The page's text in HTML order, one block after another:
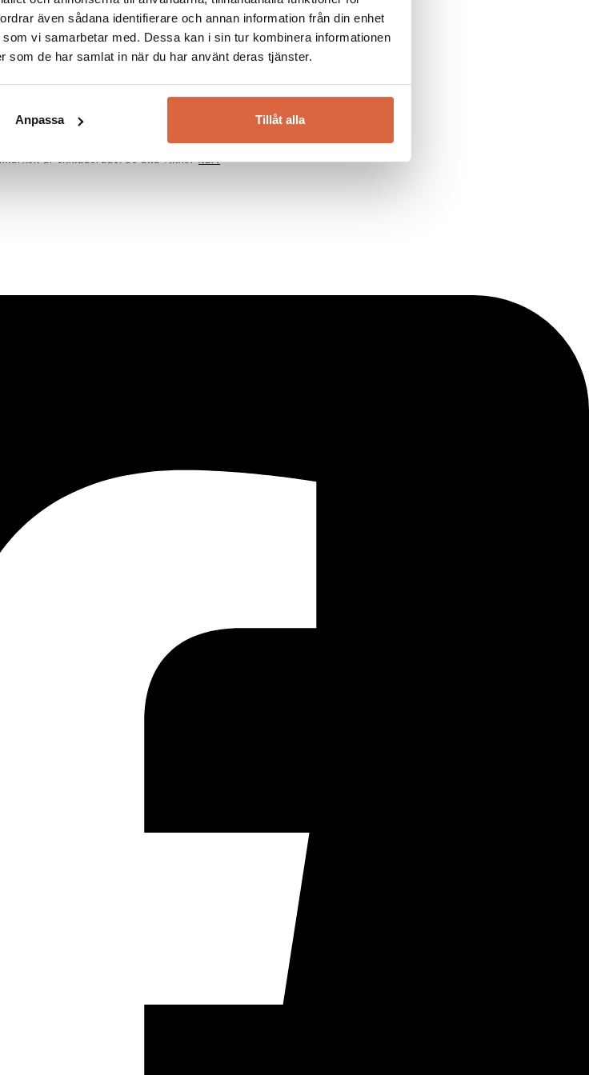
även sådana identifierare och annan information från din enhet
vi samarbetar med. Dessa kan i sin tur kombinera informationen
som de har samlat in när du har använt deras tjänster.
Anpassa Tillåt alla
är exkluderade. Se alla villkorhär!